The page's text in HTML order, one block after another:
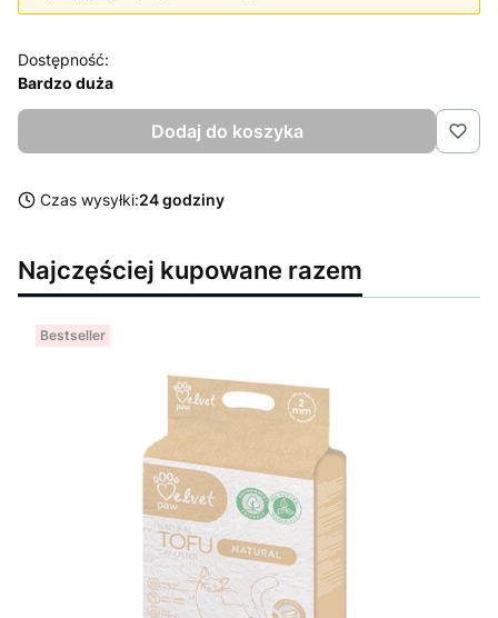
Dostępność:
Bardzo duża
Dodaj do koszyka
Czas wysyłki:24 godziny
Najczęściej kupowane razem
Bestseller